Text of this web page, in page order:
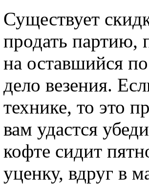
Существует
продать партию,
на оставшийся
дело везения.
технике, то это
вам удастся
кофте сидит
уценку, вдруг в